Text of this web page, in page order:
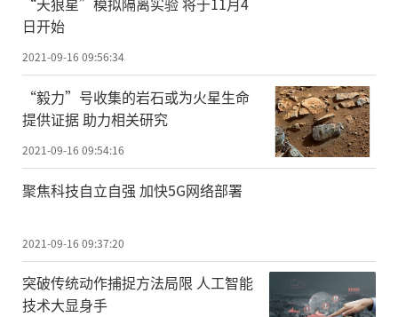
日开始
2021-09-16 09:56:34
“毅力”号收集的岩石或为火星生命
提供证据 助力相关研究
2021-09-16 09:54:16
聚焦科技自立自强 加快5G网络部署
2021-09-16 09:37:20
突破传统动作捕捉方法局限 人工智能
技术大显身手